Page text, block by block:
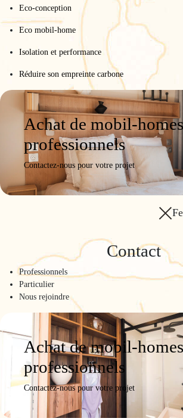
Eco-conception
Eco mobil-home
Isolation et performance
Réduire son empreinte carbone
Achat de mobil-
professionnels
Contactez-nous pour votre projet
Contact
Professionnels
Particulier
Nous rejoindre
Achat de mobil-
professionnels
Contactez-nous pour votre projet